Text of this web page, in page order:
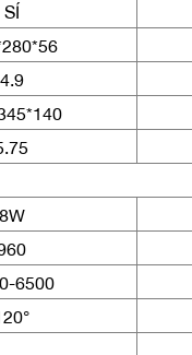
SÍ
4.9
8W
6500